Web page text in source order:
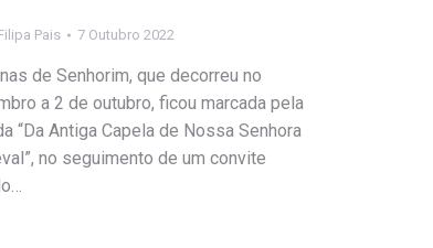
Pais 7 Outubro 2022
de Senhorim, que decorreu no
a 2 de outubro, ficou marcada pela
“Da Antiga Capela de Nossa Senhora
no seguimento de um convite